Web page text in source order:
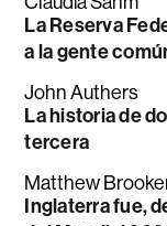
La Reserva
a la gente
John Authers
La historia de
tercera
Matthew
Inglaterra fue,